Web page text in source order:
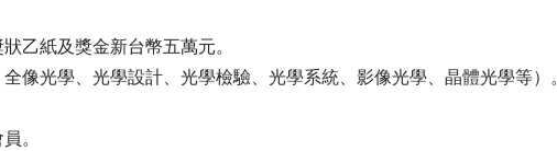
乙紙及獎金新台幣五萬元。
像光學、光學設計、光學檢驗、光學系統、影像光學、晶體光學等）。
。